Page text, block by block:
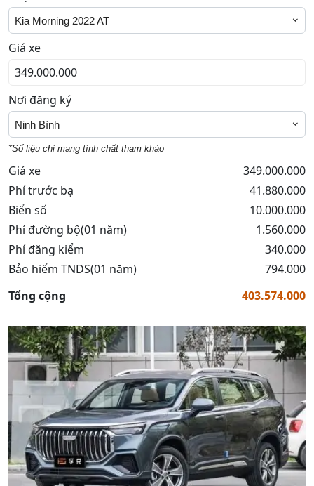
Kia Morning 2022 AT
Giá xe
Nơi đăng ký
Ninh Bình
*Số liệu chỉ mang tính chất tham khảo
Giá xe
349.000.000
Phí trước bạ
41.880.000
Biển số
10.000.000
Phí đường bộ(01 năm)
1.560.000
Phí đăng kiểm
340.000
Bảo hiểm TNDS(01 năm)
794.000
Tổng cộng
403.574.000